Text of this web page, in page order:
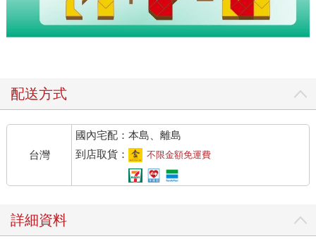
配送方式
台灣
國內宅配：本島、離島
到店取貨：
不限金額免運費
詳細資料